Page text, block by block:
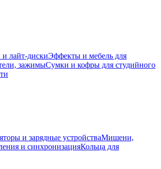
лайт-дискиЭффекты и мебель для
зажимыСумки и кофры для студийного
и зарядные устройстваМишени,
и синхронизацияКольца для